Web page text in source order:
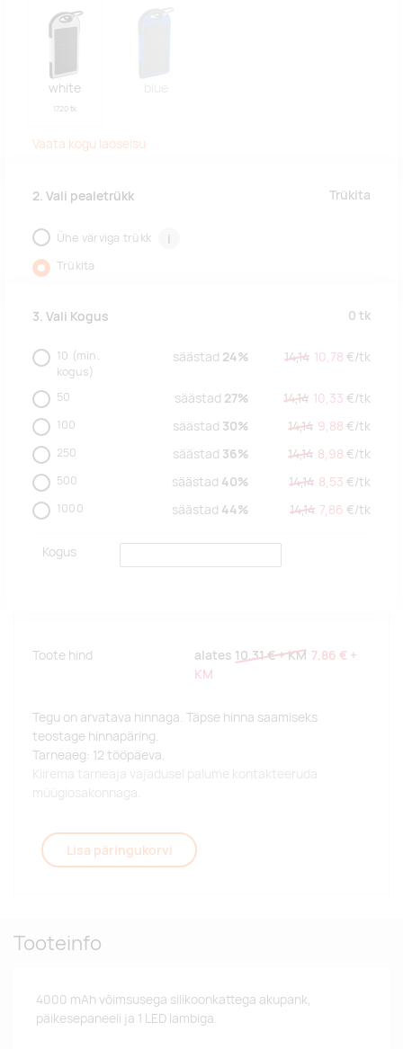
white
1720 tk
Vaata kogu laoseisu
2. Vali pealetrükk Trükita
Ühe värviga trükk i
Trükita
3. Vali Kogus 0 tk
10 (min.
kogus)
säästad 24% 14,14 10,78 €/tk
50 säästad 27% 14,14 10,33 €/tk
100 säästad 30% 14,14 9,88 €/tk
250 säästad 36% 14,14 8,98 €/tk
500 säästad 40% 14,14 8,53 €/tk
1000 säästad 44% 14,14 7,86 €/tk
Kogus
Toote hind alates 10,31 €+ KM 7,86 € +
KM
Tegu on arvatava hinnaga. Täpse hinna saamiseks
teostage hinnapäring.
Tarneaeg: 12 tööpäeva.
Kiirema tarneaja vajadusel palume kontakteeruda
müügiosakonnaga.
Lisa päringukorvi
Tooteinfo
4000 mAh võimsusega silikoonkattega akupank,
päikesepaneeli ja 1 LED lambiga.